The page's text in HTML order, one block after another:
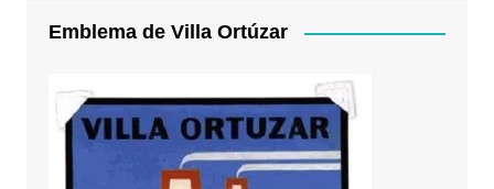
Emblema de Villa Ortúzar